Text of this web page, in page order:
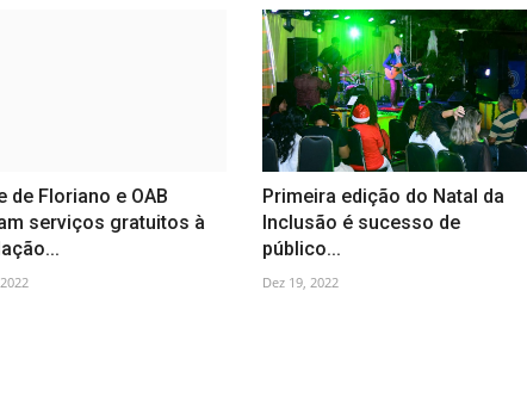
de Floriano e OAB
serviços gratuitos à
Primeira edição do Natal da
Inclusão é sucesso de
público...
Dez 19, 2022